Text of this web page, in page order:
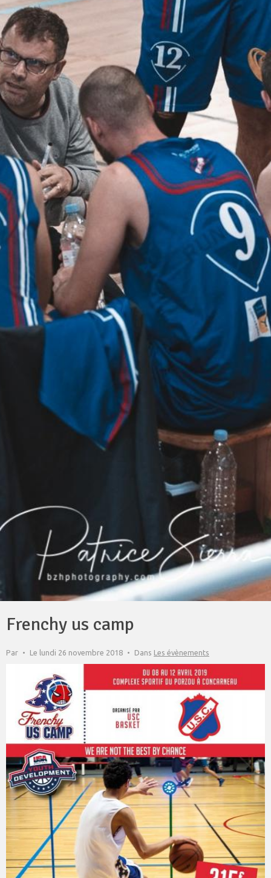
Frenchy us camp
Par Le lundi 26 novembre 2018 Dans Les évènements